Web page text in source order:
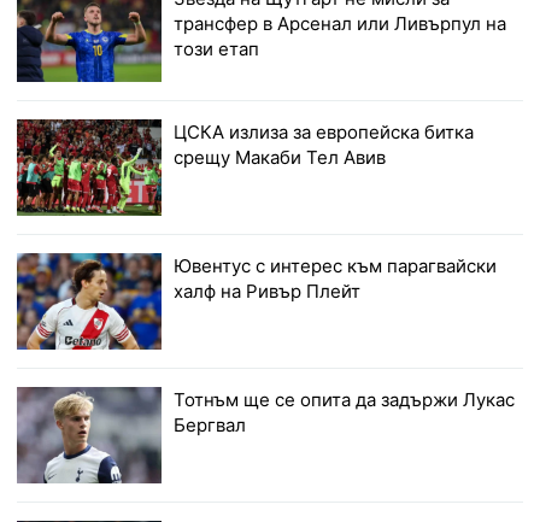
трансфер в Арсенал или Ливърпул на
този етап
ЦСКА излиза за европейска битка
срещу Макаби Тел Авив
Ювентус с интерес към парагвайски
халф на Ривър Плейт
Тотнъм ще се опита да задържи Лукас
Бергвал